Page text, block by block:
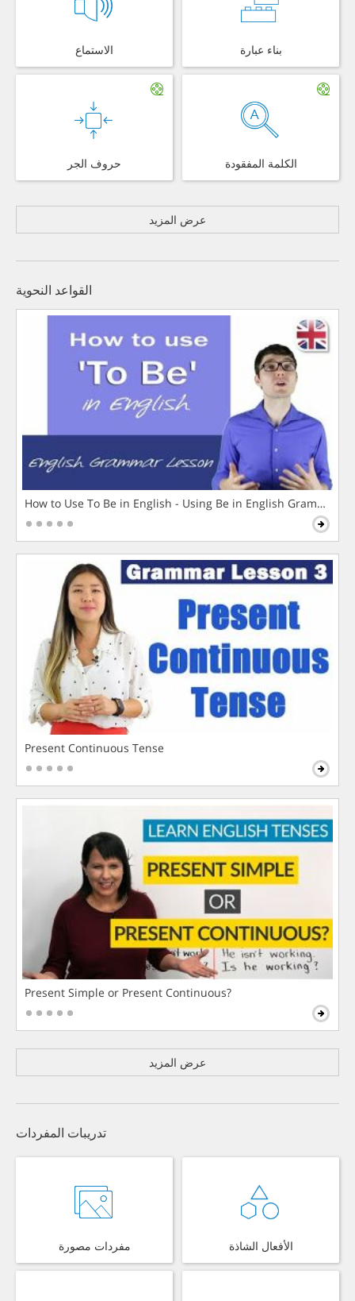
الاستماع بناء عبارة
حروف الجر الكلمة المفقودة
عرض المزيد
القواعد النحوية
How to Use To Be in English - Using Be in English Grammar
Present Continuous Tense
Present Simple or Present Continuous?
عرض المزيد
تدريبات المفردات
مفردات مصورة الأفعال الشاذة